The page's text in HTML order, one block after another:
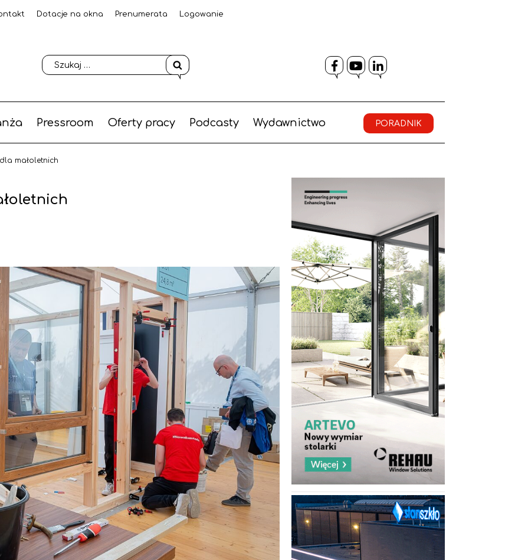
Dotacje na okna Prenumerata Logowanie
Facebook
YouTube
LinkedIn
Pressroom Oferty pracy Podcasty Wydawnictwo PORADNIK
małoletnich